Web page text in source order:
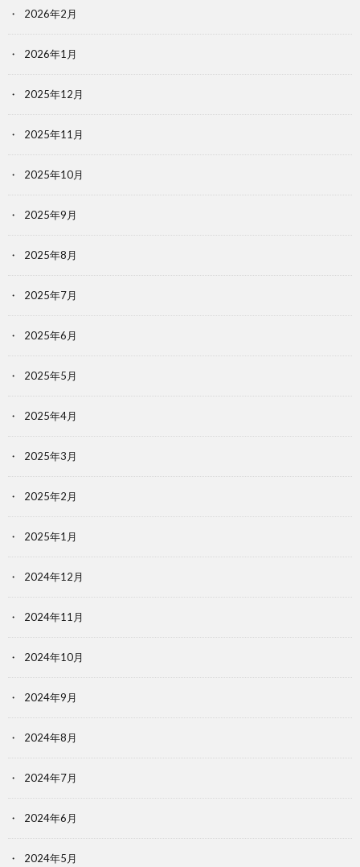
2026年2月
2026年1月
2025年12月
2025年11月
2025年10月
2025年9月
2025年8月
2025年7月
2025年6月
2025年5月
2025年4月
2025年3月
2025年2月
2025年1月
2024年12月
2024年11月
2024年10月
2024年9月
2024年8月
2024年7月
2024年6月
2024年5月